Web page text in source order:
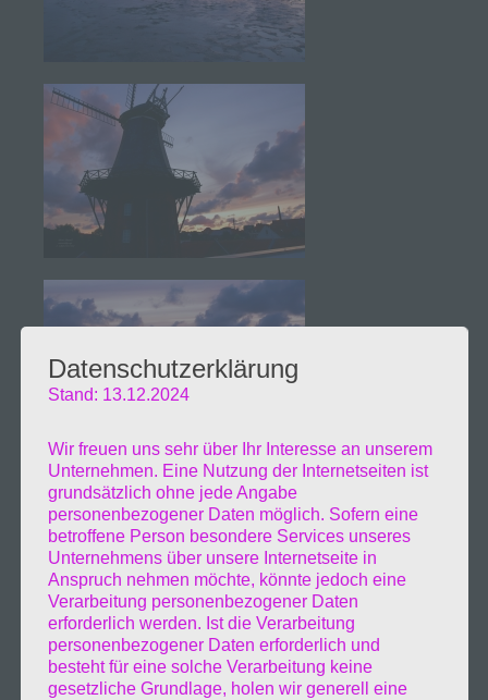
Datenschutzerklärung
Stand: 13.12.2024
Wir freuen uns sehr über Ihr Interesse an unserem
Unternehmen. Eine Nutzung der Internetseiten ist
grundsätzlich ohne jede Angabe
personenbezogener Daten möglich. Sofern eine
betroffene Person besondere Services unseres
Unternehmens über unsere Internetseite in
Anspruch nehmen möchte, könnte jedoch eine
Verarbeitung personenbezogener Daten
erforderlich werden. Ist die Verarbeitung
personenbezogener Daten erforderlich und
besteht für eine solche Verarbeitung keine
gesetzliche Grundlage, holen wir generell eine